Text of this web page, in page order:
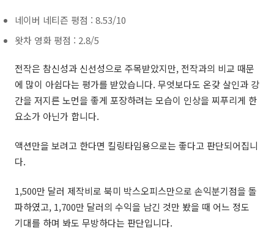
네이버 네티즌 평점 : 8.53/10
왓차 영화 평점 : 2.8/5
전작은 참신성과 신선성으로 주목받았지만, 전작과의 비교 때문
에 많이 아쉽다는 평가를 받았습니다. 무엇보다도 온갖 살인과 강
간을 저지른 노먼을 좋게 포장하려는 모습이 인상을 찌푸리게 한
요소가 아닌가 합니다.
액션만을 보려고 한다면 킬링타임용으로는 좋다고 판단되어집니
다.
1,500만 달러 제작비로 북미 박스오피스만으로 손익분기점을 돌
파하였고, 1,700만 달러의 수익을 남긴 것만 봤을 때 어느 정도
기대를 하며 봐도 무방하다는 판단입니다.